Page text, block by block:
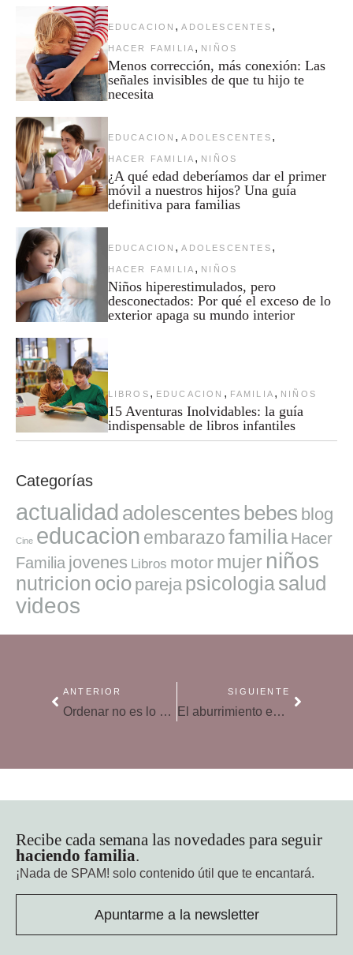
EDUCACION , ADOLESCENTES ,
HACER FAMILIA , NIÑOS
Menos corrección, más conexión: Las
señales invisibles de que tu hijo te
necesita
EDUCACION , ADOLESCENTES ,
HACER FAMILIA , NIÑOS
¿A qué edad deberíamos dar el primer
móvil a nuestros hijos? Una guía
definitiva para familias
EDUCACION , ADOLESCENTES ,
HACER FAMILIA , NIÑOS
Niños hiperestimulados, pero
desconectados: Por qué el exceso de lo
exterior apaga su mundo interior
LIBROS , EDUCACION , FAMILIA , NIÑOS
15 Aventuras Inolvidables: la guía
indispensable de libros infantiles
Categorías
actualidad adolescentes bebes blog
Cine educacion embarazofamilia Hacer
Familia jovenes Libros motor mujer niños
nutricion ocio pareja psicologia salud
videos
ANTERIOR
Ordenar no es lo mismo que recoger
SIGUIENTE
El aburrimiento en verano también puede ayudar a los niños
Recibe cada semana las novedades para seguir
haciendo familia
¡Nada de SPAM! solo contenido útil que te encantará.
Apuntarme a la newsletter